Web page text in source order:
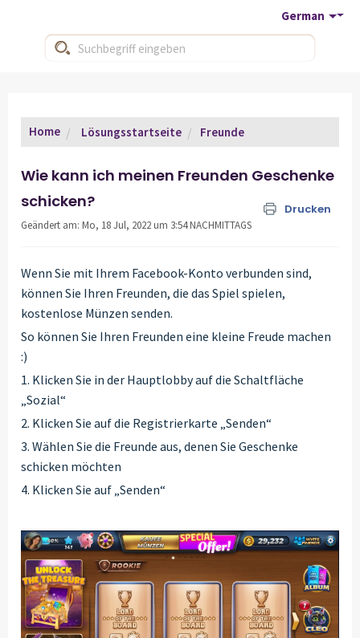
German
Home Lösungsstartseite Freunde
Wie kann ich meinen Freunden Geschenke
schicken?
Drucken
Geändert am: Mo, 18 Jul, 2022 um 3:54 NACHMITTAGS
Wenn Sie mit Ihrem Facebook-Konto verbunden sind,
können Sie Ihren Freunden, die das Spiel spielen,
kostenlose Münzen senden.
So können Sie Ihren Freunden eine kleine Freude machen
:)
1. Klicken Sie in der Hauptlobby auf die Schaltfläche
„Sozial“
2. Klicken Sie auf die Registrierkarte „Senden“
3. Wählen Sie die Freunde aus, denen Sie Geschenke
schicken möchten
4. Klicken Sie auf „Senden“